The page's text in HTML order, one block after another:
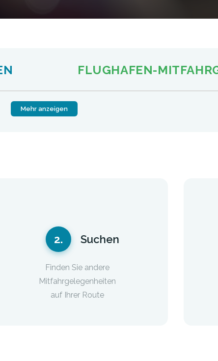
Mehr anzeigen
FLUGHAFEN-
2. Suchen
Finden Sie andere
Mitfahrgelegenheiten
auf Ihrer Route